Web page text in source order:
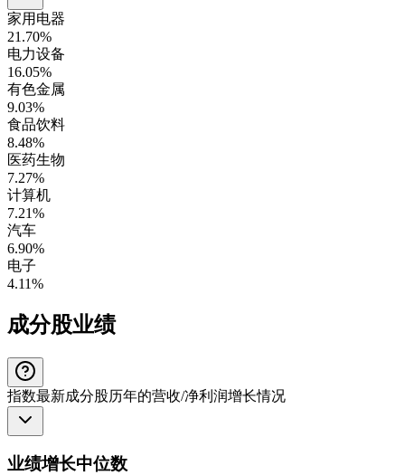
家用电器
21.70%
电力设备
16.05%
有色金属
9.03%
食品饮料
8.48%
医药生物
7.27%
计算机
7.21%
汽车
6.90%
电子
4.11%
成分股业绩
指数最新成分股历年的营收/净利润增长情况
业绩增长中位数